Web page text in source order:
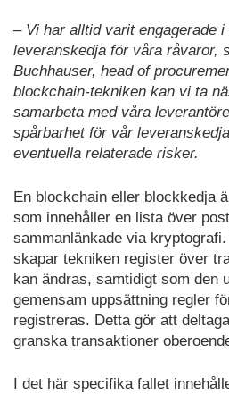
– Vi har alltid varit engagerade
leveranskedja för våra råvaror,
Buchhauser, head of
blockchain-tekniken kan vi ta
samarbeta med våra
spårbarhet för vår
eventuella relaterade risker.
En blockchain eller blockkedja
som innehåller en lista över
sammanlänkade via
skapar tekniken register över
kan ändras, samtidigt som den
gemensam uppsättning regler
registreras. Detta gör att
granska transaktioner
I det här specifika fallet